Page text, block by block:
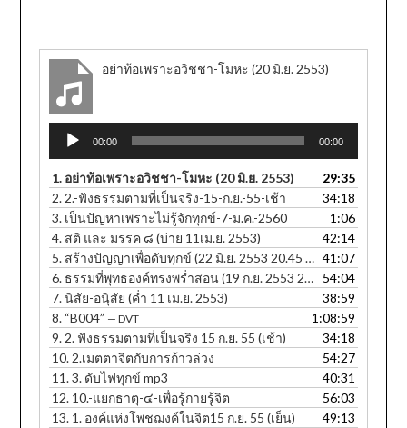
อย่าท้อเพราะอวิชชา-โมหะ (20 มิ.ย. 2553)
Audio
Player
00:00 00:00
1. อย่าท้อเพราะอวิชชา-โมหะ (20 มิ.ย. 2553)
29:35
2. 2.-ฟังธรรมตามที่เป็นจริง-15-ก.ย.-55-เช้า
34:18
3. เป็นปัญหาเพราะไม่รู้จักทุกข์-7-ม.ค.-2560
1:06
4. สติ และ มรรค ๘ (บ่าย 11เม.ย. 2553)
42:14
5. สร้างปัญญาเพื่อดับทุกข์ (22 มิ.ย. 2553 20.45 น.)
41:07
6. ธรรมที่พุทธองค์ทรงพร่ำสอน (19 ก.ย. 2553 20.25 น.)
54:04
7.นิสัย-อนุิสัย (ค่ำ 11 เม.ย. 2553)
38:59
8. “B004” — DVT
1:08:59
9. 2. ฟังธรรมตามที่เป็นจริง 15 ก.ย. 55 (เช้า)
34:18
10. 2.เมตตาจิตกับการก้าวล่วง
54:27
11.3. ดับไฟทุกข์ mp3
40:31
12. 10.-แยกธาตุ-๔-เพื่อรู้กายรู้จิต
56:03
13. 1. องค์แห่งโพชฌงค์ในจิต15 ก.ย. 55 (เย็น)
49:13